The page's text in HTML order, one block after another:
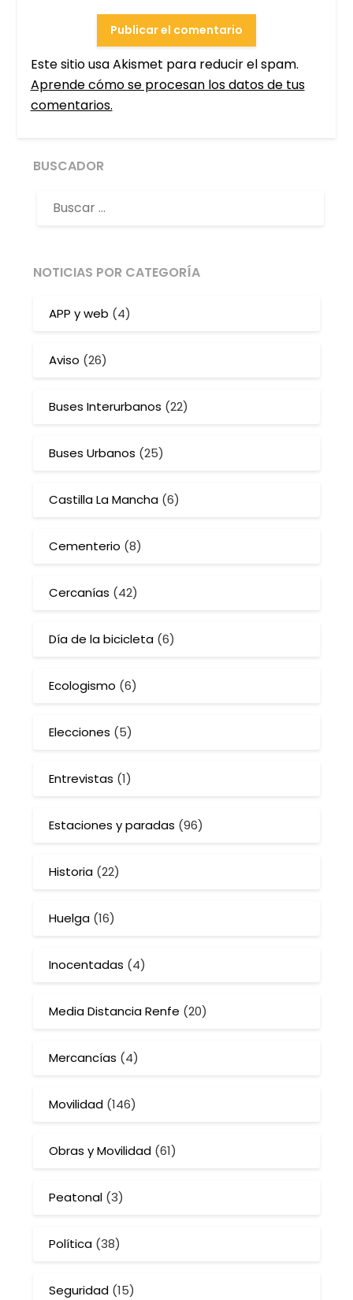
Este sitio usa Akismet para reducir el spam.
Aprende cómo se procesan los datos de tus
comentarios.
BUSCADOR
NOTICIAS POR CATEGORÍA
APP y web (4)
Aviso (26)
Buses Interurbanos (22)
Buses Urbanos (25)
Castilla La Mancha (6)
Cementerio (8)
Cercanías (42)
Día de la bicicleta (6)
Ecologismo (6)
Elecciones (5)
Entrevistas (1)
Estaciones y paradas (96)
Historia (22)
Huelga (16)
Inocentadas (4)
Media Distancia Renfe (20)
Mercancías (4)
Movilidad (146)
Obras y Movilidad (61)
Peatonal (3)
Política (38)
Seguridad (15)